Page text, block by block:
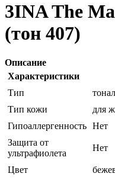
3INA The
(тон 407)
Описание
Характеристики
Тип
Тип кожи
для
Гипоаллергенность Нет
Защита от
ультрафиолета
Нет
Цвет